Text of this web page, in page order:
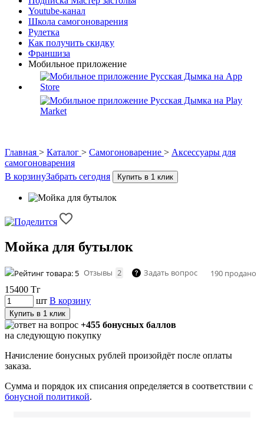
Youtube-канал
Школа самогоноварения
Рулетка
Как получить скидку
Франшиза
Мобильное приложение
Главная > Каталог > Самогоноварение > Аксессуары для
самогоноварения
В корзинуЗабрать сегодня Купить в 1 клик
Мойка для бутылок
Отзывы 2 Задать вопрос 190 продано
15400 Тг
шт В корзину
Купить в 1 клик
+455 бонусных баллов
на следующую покупку
Начисление бонусных рублей произойдёт после оплаты
заказа.
Сумма и порядок их списания определяется в соответствии с
бонусной политикой.